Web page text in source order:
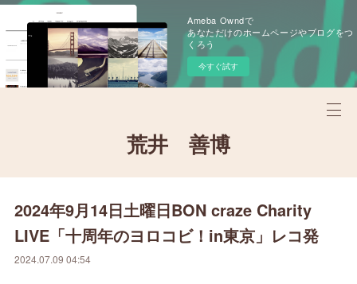
Ameba Owndで
あなただけのホームページやブログをつ
くろう
今すぐ試す
荒井 善博
2024年9月14日土曜日BON craze Charity
LIVE「十周年のヨロコビ！in東京」レコ発
2024.07.09 04:54